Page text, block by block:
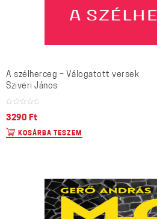
A szélherceg – Válogatott versek
Sziveri János
3290 Ft
KOSÁRBA TESZEM